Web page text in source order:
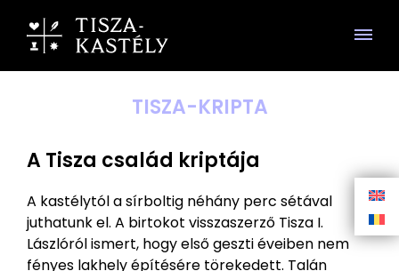
TISZA-KRIPTA
A Tisza család kriptája
A kastélytól a sírboltig néhány perc sétával
juthatunk el. A birtokot visszaszerző Tisza I.
Lászlóról ismert, hogy első geszti éveiben nem
fényes lakhely építésére törekedett. Talán